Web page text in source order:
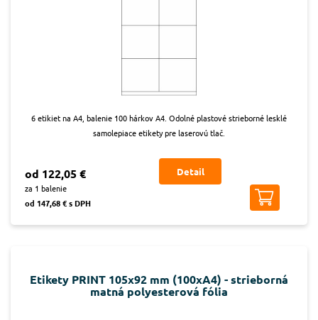
6 etikiet na A4, balenie 100 hárkov A4. Odolné plastové strieborné lesklé
samolepiace etikety pre laserovú tlač.
od 122,05 €
za 1 balenie
od 147,68 € s DPH
Detail
Etikety PRINT 105x92 mm (100xA4) - strieborná
matná polyesterová fólia